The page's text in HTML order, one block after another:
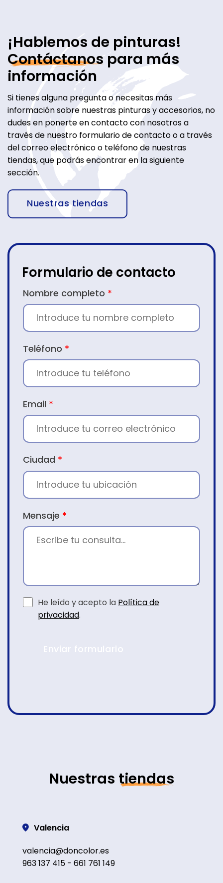
¡Hablemos de pinturas!
Contáctanospara más
información
Si tienes alguna pregunta o necesitas más
información sobre nuestras pinturas y accesorios, no
dudes en ponerte en contacto con nosotros a
través de nuestro formulario de contacto o a través
del correo electrónico o teléfono de nuestras
tiendas, que podrás encontrar en la siguiente
sección.
Nuestras tiendas
Formulario de contacto
CONTACTO
Nombre completo *
Teléfono *
Email *
Ciudad *
Mensaje *
He leído y acepto la Política de
privacidad.
Enviar formulario
Nuestras tiendas
Valencia
valencia@doncolor.es
963 137 415 - 661 761 149